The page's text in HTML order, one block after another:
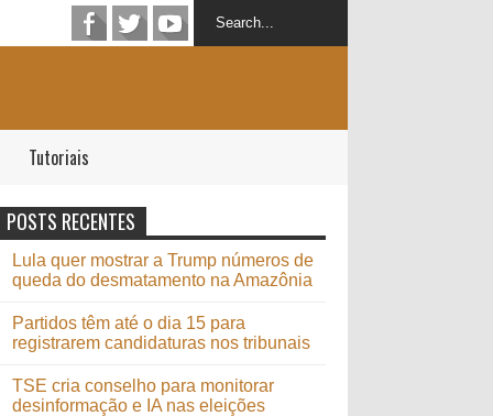
Tutoriais
POSTS RECENTES
Lula quer mostrar a Trump números de
queda do desmatamento na Amazônia
Partidos têm até o dia 15 para
registrarem candidaturas nos tribunais
TSE cria conselho para monitorar
desinformação e IA nas eleições